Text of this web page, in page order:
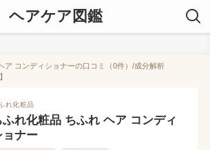
ヘアケア図鑑
ア コンディショナーの口コミ（0件）/成分解析
れ化粧品
ふれ化粧品 ちふれ ヘア コンディ
ョナー